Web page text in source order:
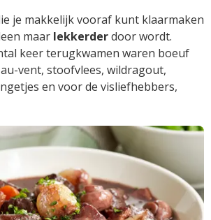
je makkelijk vooraf kunt klaarmaken
maar lekkerderdoor wordt.
keer terugkwamen waren boeuf
vent, stoofvlees, wildragout,
en voor de visliefhebbers,